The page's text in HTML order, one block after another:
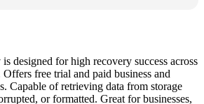
designed for high recovery success across
free trial and paid business and
Capable of retrieving data from storage
or formatted. Great for businesses,